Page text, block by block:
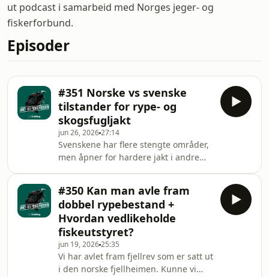
ut podcast i samarbeid med Norges jeger- og
fiskerforbund.
Episoder
#351 Norske vs svenske
tilstander for rype- og
skogsfugljakt
jun 26, 202627:14
Svenskene har flere stengte områder,
men åpner for hardere jakt i andre
skogsfuglforvaltning og jakt, og kan
man si hvilken modell som er best? I
studio; rypedoktor Jo Inge
Breisjøberget, kunstnersjel Espen
Farstad og programleder Trond
Gunnar Skillingstad Hosted on Acast.
See acast.com/privacy for more
#350 Kan man avle fram
dobbel rypebestand +
Hvordan vedlikeholde
fiskeutstyret?
jun 19, 202625:35
Vi har avlet fram fjellrev som er satt ut
i den norske fjellheimen. Kunne vi